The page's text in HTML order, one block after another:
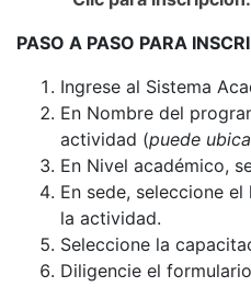
PASO A PASO PARA
Ingrese al Sistema
En Nombre del
actividad (puede
En Nivel académico,
En sede, seleccione
la actividad.
Seleccione la
Diligencie el